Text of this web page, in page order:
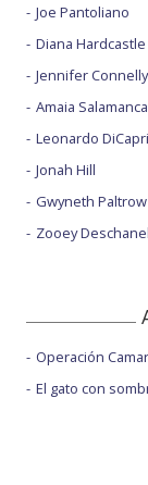
Joe Pantoliano
Diana Hardcastle
Jennifer Connelly
Amaia Salamanca
Leonardo
Jonah Hill
Gwyneth Paltrow
Zooey Deschanel
Operación
El gato con